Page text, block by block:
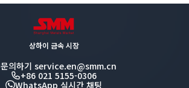
상하이 금속 시장
문의하기 service.en@smm.cn
+86 021 5155-0306
WhatsApp 실시간 채팅